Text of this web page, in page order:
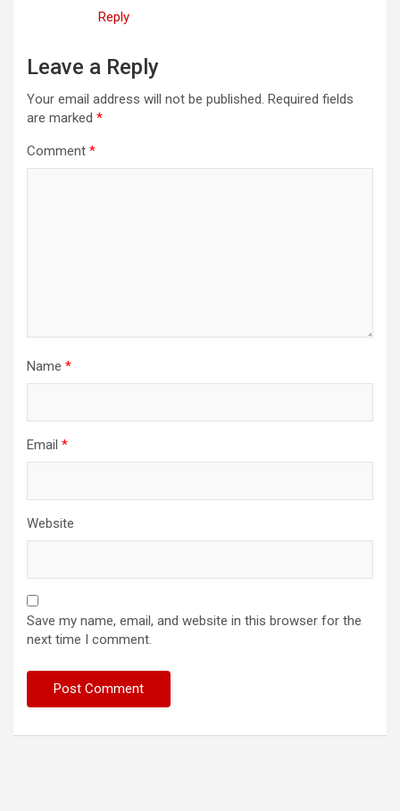
Reply
Leave a Reply
Your email address will not be published. Required fields
are marked *
Comment *
Name *
Email *
Website
Save my name, email, and website in this browser for the
next time I comment.